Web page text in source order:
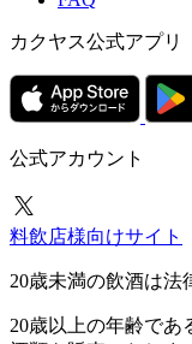
カクヤス公式アプリ
公式アカウント
料飲店様向けサイト
20歳未満の飲酒は法
20歳以上の年齢であ